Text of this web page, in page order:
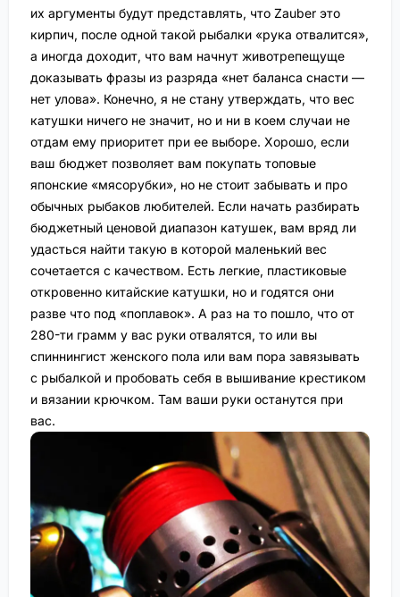
их аргументы будут представлять, что Zauber это
кирпич, после одной такой рыбалки «рука отвалится»,
а иногда доходит, что вам начнут животрепещуще
доказывать фразы из разряда «нет баланса снасти —
нет улова». Конечно, я не стану утверждать, что вес
катушки ничего не значит, но и ни в коем случаи не
отдам ему приоритет при ее выборе. Хорошо, если
ваш бюджет позволяет вам покупать топовые
японские «мясорубки», но не стоит забывать и про
обычных рыбаков любителей. Если начать разбирать
бюджетный ценовой диапазон катушек, вам вряд ли
удасться найти такую в которой маленький вес
сочетается с качеством. Есть легкие, пластиковые
откровенно китайские катушки, но и годятся они
разве что под «поплавок». А раз на то пошло, что от
280-ти грамм у вас руки отвалятся, то или вы
спиннингист женского пола или вам пора завязывать
с рыбалкой и пробовать себя в вышивание крестиком
и вязании крючком. Там ваши руки останутся при
вас.